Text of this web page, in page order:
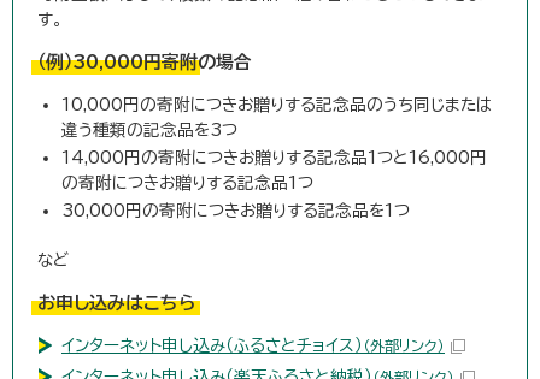
す。
（例）30,000円寄附の場合
10,000円の寄附につきお贈りする記念品のうち同じまたは
違う種類の記念品を3つ
14,000円の寄附につきお贈りする記念品1つと16,000円
の寄附につきお贈りする記念品1つ
30,000円の寄附につきお贈りする記念品を1つ
など
お申し込みはこちら
インターネット申し込み（ふるさとチョイス） （外部リンク）